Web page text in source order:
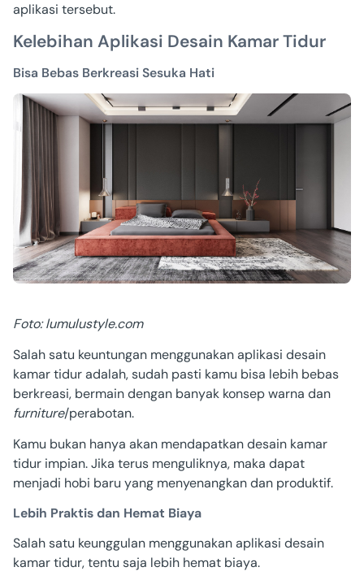
aplikasi tersebut.
Kelebihan Aplikasi Desain Kamar Tidur
Bisa Bebas Berkreasi Sesuka Hati
Foto: lumulustyle.com
Salah satu keuntungan menggunakan aplikasi desain
kamar tidur adalah, sudah pasti kamu bisa lebih bebas
berkreasi, bermain dengan banyak konsep warna dan
furniture/perabotan.
Kamu bukan hanya akan mendapatkan desain kamar
tidur impian. Jika terus menguliknya, maka dapat
menjadi hobi baru yang menyenangkan dan produktif.
Lebih Praktis dan Hemat Biaya
Salah satu keunggulan menggunakan aplikasi desain
kamar tidur, tentu saja lebih hemat biaya.